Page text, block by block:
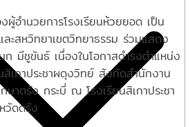
อำนวยการโรงเรียนห้วยยอด เป็น
ะสหวิทยาเขตวิทยาธรรม ร่วมแสดง
มีชูขันธ์ เนื่องในโอกาสดำรงตำแหน่ง
สิเกาประชาผดุงวิทย์ สังกัดสำนักงาน
าตรัง กระบี่ ณ โรงเรียนสิเกาประชา
วัดตรัง